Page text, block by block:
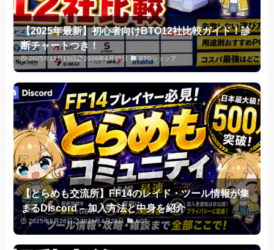
【2025年最新】初心者向けBTO12社比較ガイド！診
断チャートつき！
2025年11月13日 2026年4月25日 BTOショップ
【とらめも交流所】FF14のレイド・ツール情報が集
まるDiscord – 加入方法と中身を紹介
2025年5月26日 2026年4月29日 ACT